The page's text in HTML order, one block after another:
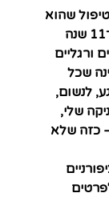
שהוא
גם פינוק וגם דיוק כבר יותר מ־11 שנה
ורגליים
שכל
לנשום,
שלי,
– כזה שלא